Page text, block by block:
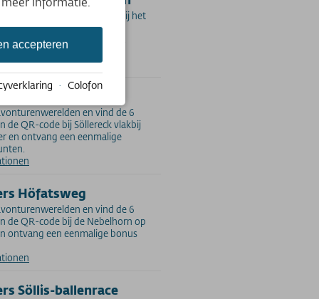
Scan de QR-code bij het
het dalstation van de
en ontvang 25
bonus).
AllgäuCoaster
en vind de 6
de QR-code bij Söllereck vlakbij
en ontvang een eenmalige
Höfatsweg
en vind de 6
de QR-code bij de Nebelhorn op
ontvang een eenmalige bonus
Söllis-ballenrace
accepteren
· Colofon